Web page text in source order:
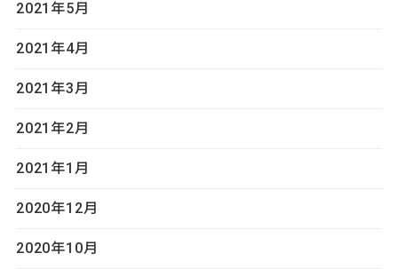
2021年5月
2021年4月
2021年3月
2021年2月
2021年1月
2020年12月
2020年10月